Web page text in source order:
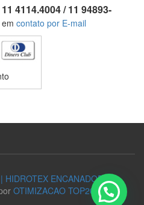
4114.4004 / 11 94893-
contato por E-mail
HIDROTEX ENCANADOR
OTIMIZACAO TOP20